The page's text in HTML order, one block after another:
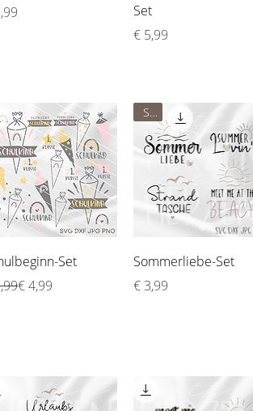
Set
Preis
€ 5,99
Schnellansicht
Set
Preis
€ 4,99
Schnellansicht
Set
Sommerliebe-Set
Preis
€ 3,99